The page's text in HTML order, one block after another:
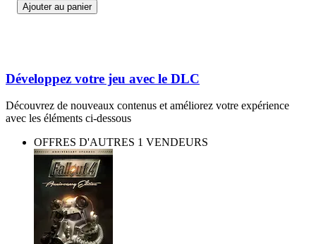
Ajouter au panier
Développez votre jeu avec le DLC
Découvrez de nouveaux contenus et améliorez votre expérience
avec les éléments ci-dessous
OFFRES D'AUTRES 1 VENDEURS